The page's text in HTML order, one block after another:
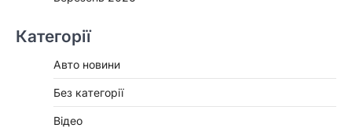
Категорії
Авто новини
Без категорії
Відео